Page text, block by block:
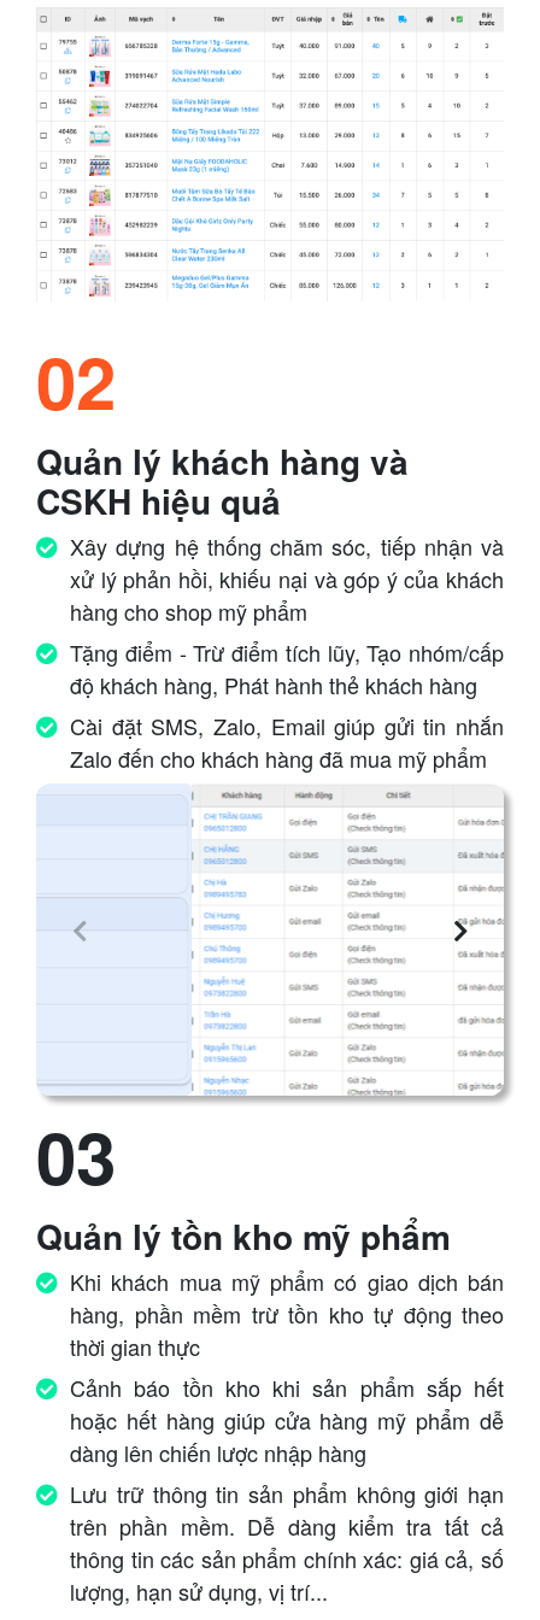
02
Quản lý khách hàng và
CSKH hiệu quả
Xây dựng hệ thống chăm sóc, tiếp nhận và
xử lý phản hồi, khiếu nại và góp ý của khách
hàng cho shop mỹ phẩm
Tặng điểm - Trừ điểm tích lũy, Tạo nhóm/cấp
độ khách hàng, Phát hành thẻ khách hàng
Cài đặt SMS, Zalo, Email giúp gửi tin nhắn
Zalo đến cho khách hàng đã mua mỹ phẩm
03
Quản lý tồn kho mỹ phẩm
Khi khách mua mỹ phẩm có giao dịch bán
hàng, phần mềm trừ tồn kho tự động theo
thời gian thực
Cảnh báo tồn kho khi sản phẩm sắp hết
hoặc hết hàng giúp cửa hàng mỹ phẩm dễ
dàng lên chiến lược nhập hàng
Lưu trữ thông tin sản phẩm không giới hạn
trên phần mềm. Dễ dàng kiểm tra tất cả
thông tin các sản phẩm chính xác: giá cả, số
lượng, hạn sử dụng, vị trí...